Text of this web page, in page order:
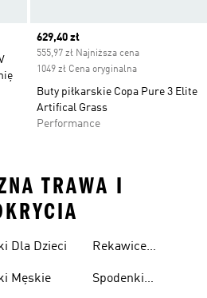
Current price
629,40 zł
555,97 zł Najniższa cena
1049 zł Cena oryginalna
Buty piłkarskie Copa Pure 3 Elite
Artifical Grass
Performance
TRAWA I
Dla Dzieci
Męskie
Rekawice
Spodenki